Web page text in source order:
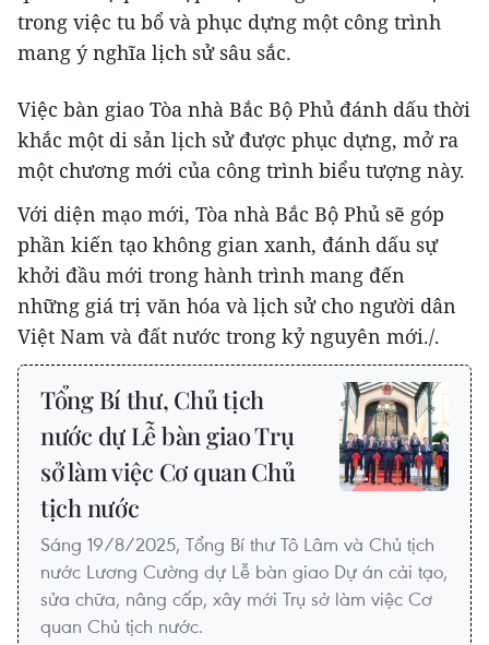
trong việc tu bổ và phục dựng một công trình
mang ý nghĩa lịch sử sâu sắc.
Việc bàn giao Tòa nhà Bắc Bộ Phủ đánh dấu thời
khắc một di sản lịch sử được phục dựng, mở ra
một chương mới của công trình biểu tượng này.
Với diện mạo mới, Tòa nhà Bắc Bộ Phủ sẽ góp
phần kiến tạo không gian xanh, đánh dấu sự
khởi đầu mới trong hành trình mang đến
những giá trị văn hóa và lịch sử cho người dân
Việt Nam và đất nước trong kỷ nguyên mới./.
Tổng Bí thư, Chủ tịch
nước dự Lễ bàn giao Trụ
sở làm việc Cơ quan Chủ
tịch nước
Sáng 19/8/2025, Tổng Bí thư Tô Lâm và Chủ tịch
nước Lương Cường dự Lễ bàn giao Dự án cải tạo,
sửa chữa, nâng cấp, xây mới Trụ sở làm việc Cơ
quan Chủ tịch nước.